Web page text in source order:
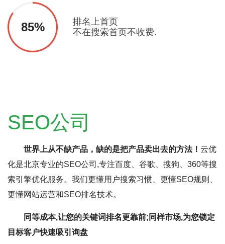
85%
排名上首页
不在搜索首页不收费.
SEO公司
世界上从不缺产品，缺的是把产品卖出去的方法！ 云优
化是北京专业的SEO公司,专注百度、谷歌、搜狗、360等搜
索引擎优化服务。我们更懂用户搜索习惯、更懂SEO规则、
更懂网站运营和SEO排名技术。
同等成本,让您的关键词排名更靠前;同样市场,为您锁定
目标客户快速吸引询盘